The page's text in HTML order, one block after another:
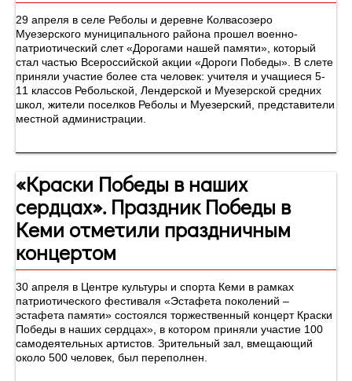
29 апреля в селе Реболы и деревне Колвасозеро
Муезерского муниципального района прошел военно-
патриотический слет «Дорогами нашей памяти», который
стал частью Всероссийской акции «Дороги Победы». В слете
приняли участие более ста человек: учителя и учащиеся 5-
11 классов Ребольской, Лендерской и Муезерской средних
школ, жители поселков Реболы и Муезерский, представители
местной администрации.
«Краски Победы в наших
сердцах». Праздник Победы в
Кеми отметили праздничным
концертом
30 апреля в Центре культуры и спорта Кеми в рамках
патриотического фестиваля «Эстафета поколений –
эстафета памяти» состоялся торжественный концерт Краски
Победы в наших сердцах», в котором приняли участие 100
самодеятельных артистов. Зрительный зал, вмещающий
около 500 человек, был переполнен.